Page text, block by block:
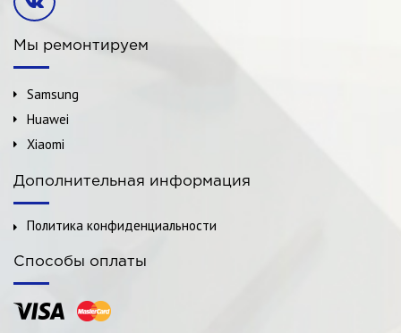
Мы ремонтируем
Samsung
Huawei
Xiaomi
Дополнительная информация
Политика конфиденциальности
Способы оплаты